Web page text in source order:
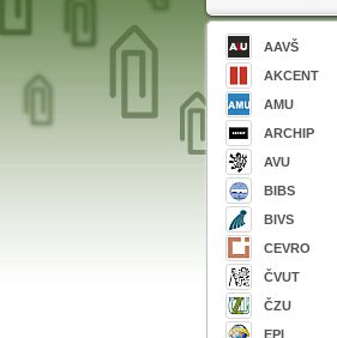
AAVŠ
AKCENT
AMU
ARCHIP
AVU
BIBS
BIVS
CEVRO
ČVUT
ČZU
EPI